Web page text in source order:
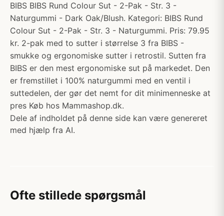
BIBS BIBS Rund Colour Sut - 2-Pak - Str. 3 -
Naturgummi - Dark Oak/Blush. Kategori: BIBS Rund
Colour Sut - 2-Pak - Str. 3 - Naturgummi. Pris: 79.95
kr. 2-pak med to sutter i størrelse 3 fra BIBS -
smukke og ergonomiske sutter i retrostil. Sutten fra
BIBS er den mest ergonomiske sut på markedet. Den
er fremstillet i 100% naturgummi med en ventil i
suttedelen, der gør det nemt for dit minimenneske at
pres Køb hos Mammashop.dk.
Dele af indholdet på denne side kan være genereret
med hjælp fra AI.
Ofte stillede spørgsmål